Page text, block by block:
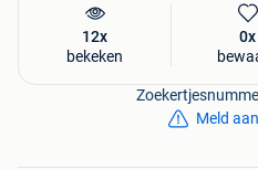
12x
bekeken
0x
Meld